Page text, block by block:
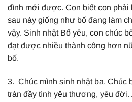
đình mới được. Con biết con phải
sau này giống như bố đang làm
vậy. Sinh nhật Bố yêu, con chúc
đạt được nhiều thành công hơn
bố.
3. Chúc mình sinh nhật ba. Chúc
tràn đầy tình yêu thương, yêu